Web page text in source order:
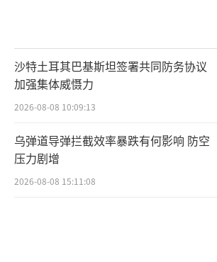
沙特土耳其巴基斯坦签署共同防务协议
加强集体威慑力
2026-08-08 10:09:13
乌弹道导弹拦截效率暴跌有何影响 防空
压力剧增
2026-08-08 15:11:08